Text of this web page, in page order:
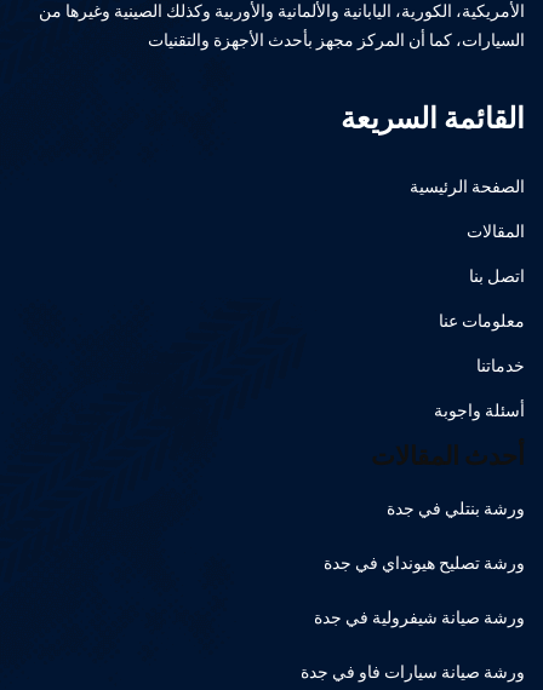
الأمريكية، الكورية، اليابانية والألمانية والأوربية وكذلك الصينية وغيرها من
السيارات، كما أن المركز مجهز بأحدث الأجهزة والتقنيات
القائمة السريعة
الصفحة الرئيسية
المقالات
اتصل بنا
معلومات عنا
خدماتنا
أسئلة واجوبة
أحدث المقالات
ورشة بنتلي في جدة
ورشة تصليح هيونداي في جدة
ورشة صيانة شيفرولية في جدة
ورشة صيانة سيارات فاو في جدة